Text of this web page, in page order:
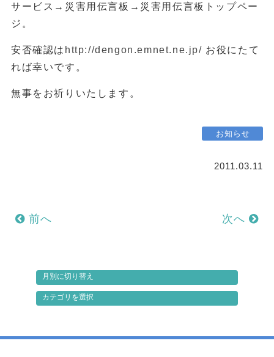
サービス→災害用伝言板→災害用伝言板トップペー
ジ。
安否確認は http://dengon.emnet.ne.jp/ お役にたて
れば幸いです。
無事をお祈りいたします。
お知らせ
2011.03.11
前へ 次へ